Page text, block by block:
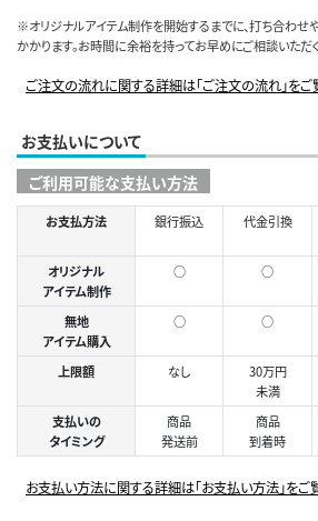
※オリジナルアイテム制作を開始するまでに、打ち合わ
かかります。お時間に余裕を持ってお早めにご相談いただ
ご注文の流れに関する詳細は「ご注文の流れ」をご
お支払いについて
ご利用可能な支払い方法
お支払方法 銀行振込 代金引換
オリジナル
アイテム制作
○ ○
無地
アイテム購入
○ ○
上限額 なし
30万円
未満
支払いの
タイミング
商品
発送前
商品
到着時
お支払い方法に関する詳細は「お支払い方法」をご